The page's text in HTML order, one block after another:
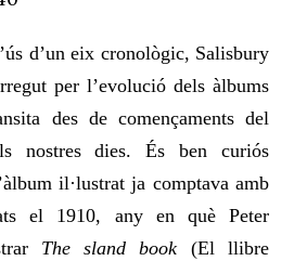
d’un eix cronològic, Salisbury
per l’evolució dels àlbums
des de començaments del
nostres dies. És ben curiós
il·lustrat ja comptava amb
el 1910, any en què Peter
The sland book (El llibre